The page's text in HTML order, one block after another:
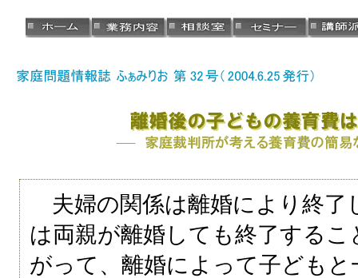
夫婦の関係は離婚により終了
は両親が離婚しても終了する
がって、離婚によって子ども